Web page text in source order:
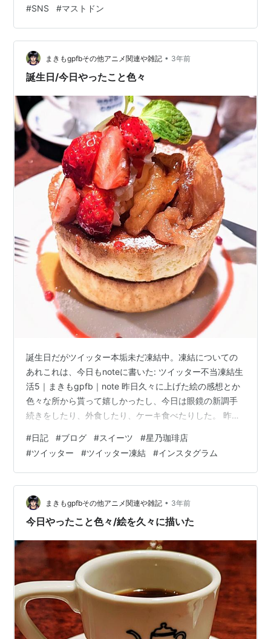
感じたこと、考えたこと、ツイッター以外にも絶対に残
しておいた方がいい。めんどくさいのは重々理解する、
私もそうだった。ただ、あまりにもツイッター社はお粗
末で、いつ垢が消されるかもわからない。マストドンや
discordは分…
#SNS #マストドン
まきもgpfbその他アニメ関連や雑記 • 3年前
誕生日/今日やったこと色々
誕生日だがツイッター本垢未だ凍結中。凍結についての
あれこれは、今日もnoteに書いた: ツイッター不当凍結生
活5｜まきもgpfb｜note 昨日久々に上げた絵の感想とか
色々な所から貰って嬉しかったし、今日は眼鏡の新調手
続きをしたり、外食したり、ケーキ食べたりした。 昨日
リンゴのスフレパンケーキは美味しかった。今後も星乃
珈琲店には通いたい！
#日記 #ブログ #スイーツ #星乃珈琲店
#ツイッター #ツイッター凍結 #インスタグラム
まきもgpfbその他アニメ関連や雑記 • 3年前
今日やったこと色々/絵を久々に描いた